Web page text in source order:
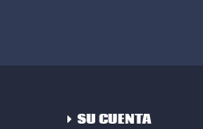
SU CUENTA